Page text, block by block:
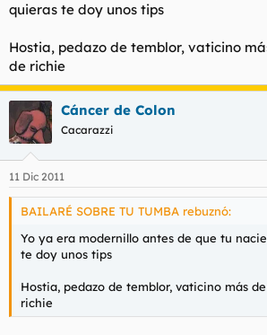
quieras te doy unos tips
Hostia, pedazo de temblor, vaticino
de richie
Cáncer de Colon
Cacarazzi
11 Dic 2011
BAILARÉ SOBRE TU TUMBA rebuznó:
Yo ya era modernillo antes de que tu
te doy unos tips
Hostia, pedazo de temblor, vaticino más
richie